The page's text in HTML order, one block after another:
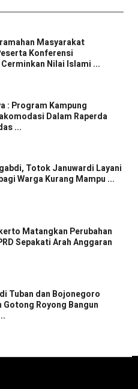
Masyarakat
Konferensi
Nilai Islami ...
: Program Kampung
Dalam Raperda
...
Totok Januwardi Layani
Warga Kurang Mampu ...
Matangkan Perubahan
Sepakati Arah Anggaran
Tuban dan Bojonegoro
Gotong Royong Bangun